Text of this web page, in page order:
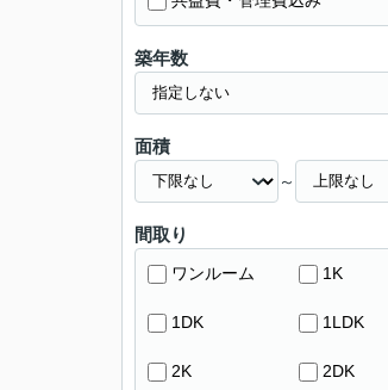
築年数
面積
～
間取り
ワンルーム 1K
1DK 1LDK
2K 2DK